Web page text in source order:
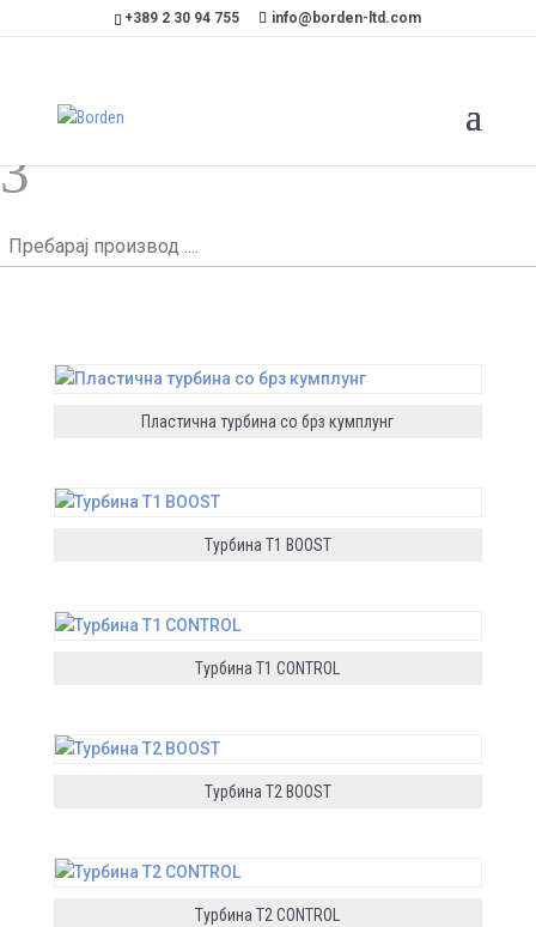
+389 2 30 94 755 info@borden-ltd.com
Турбина
3
Пребарај
производ
Пластична турбина со брз кумплунг
Турбина T1 BOOST
Турбина T1 CONTROL
Турбина T2 BOOST
Турбина T2 CONTROL